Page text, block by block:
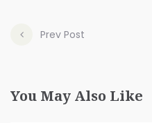
Prev Post
You May Also Like